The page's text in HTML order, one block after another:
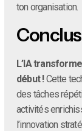
ton organisation.
L’IA
début !Cette
des tâches
activités
l’innovation